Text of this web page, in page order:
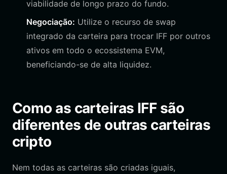
viabilidade de longo prazo do fundo.
Negociação: Utilize o recurso de swap
integrado da carteira para trocar IFF por outros
ativos em todo o ecossistema EVM,
beneficiando-se de alta liquidez.
Como as carteiras IFF são
diferentes de outras carteiras
cripto
Nem todas as carteiras são criadas iguais,